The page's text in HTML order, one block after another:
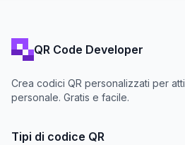
QR Code Developer
Crea codici QR personalizzati per
personale. Gratis e facile.
Tipi di codice QR